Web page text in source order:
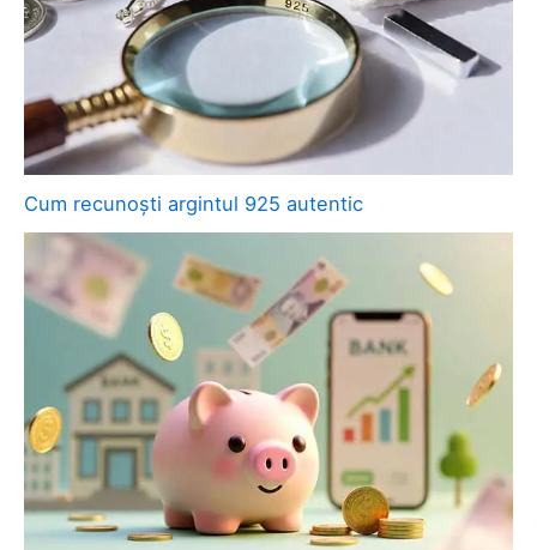
Cum recunoști argintul 925 autentic